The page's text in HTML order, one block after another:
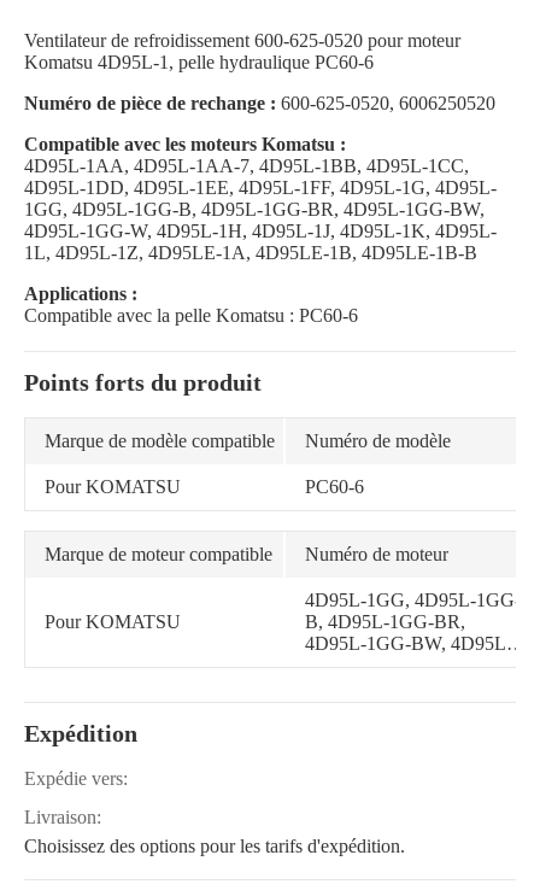
Ventilateur de refroidissement 600-625-0520 pour moteur
Komatsu 4D95L-1, pelle hydraulique PC60-6
Numéro de pièce de rechange : 600-625-0520, 6006250520
Compatible avec les moteurs Komatsu :
4D95L-1AA, 4D95L-1AA-7, 4D95L-1BB, 4D95L-1CC,
4D95L-1DD, 4D95L-1EE, 4D95L-1FF, 4D95L-1G, 4D95L-
1GG, 4D95L-1GG-B, 4D95L-1GG-BR, 4D95L-1GG-BW,
4D95L-1GG-W, 4D95L-1H, 4D95L-1J, 4D95L-1K, 4D95L-
1L, 4D95L-1Z, 4D95LE-1A, 4D95LE-1B, 4D95LE-1B-B
Applications :
Compatible avec la pelle Komatsu : PC60-6
Points forts du produit
Marque de modèle compatible Numéro de modèle
Pour KOMATSU PC60-6
Marque de moteur compatible Numéro de moteur
Pour KOMATSU
4D95L-1GG, 4D95L-1GG-
B, 4D95L-1GG-BR,
4D95L-1GG-BW, 4D95L-
1GG-W, 4D95L-1AA,
1BB, 4D95L-1CC, 4D95L-
4D95L-1J
Expédition
Expédie vers:
Livraison:
Choisissez des options pour les tarifs d'expédition.